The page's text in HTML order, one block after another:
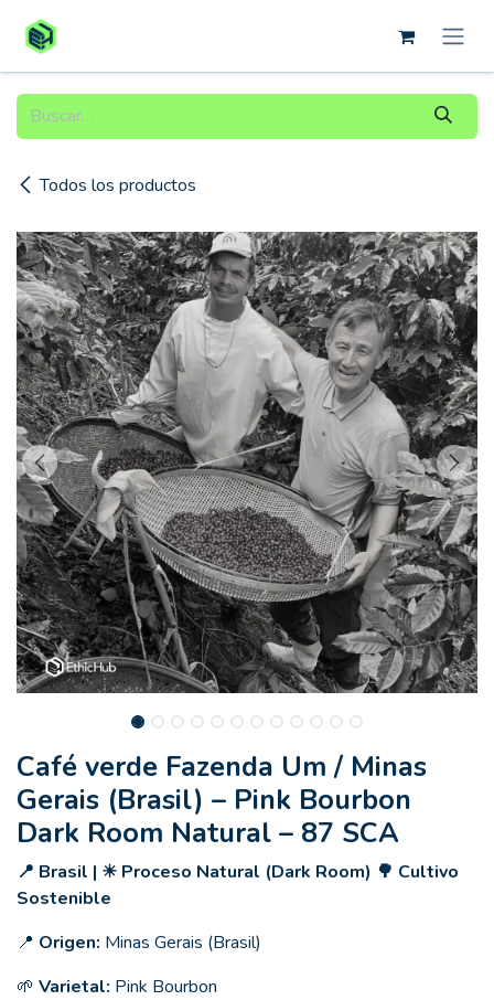
Todos los productos
Café verde Fazenda Um / Minas
Gerais (Brasil) – Pink Bourbon
Dark Room Natural – 87 SCA
📍 Brasil | ☀ Proceso Natural (Dark Room) 🌳 Cultivo
Sostenible
📍 Origen: Minas Gerais (Brasil)
🌱 Varietal: Pink Bourbon